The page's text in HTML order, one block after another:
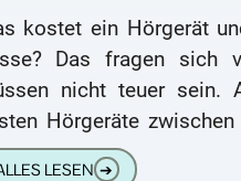
kostet ein Hörgerät
Das fragen sich
nicht teuer sein.
Hörgeräte
pro Stück.
LESEN ➔